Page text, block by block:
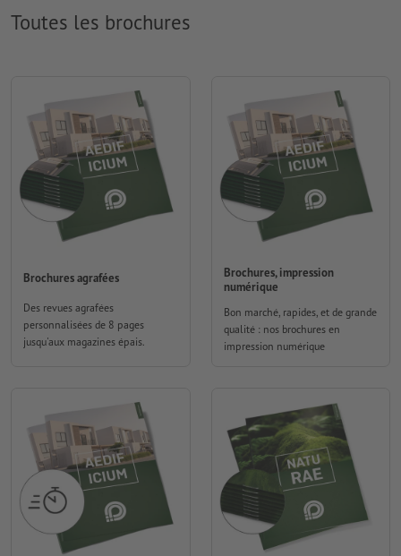
Brochures agrafées
Des revues agrafées
personnalisées de 8 pages
jusqu'aux magazines épais.
Brochures, impression
numérique
Bon marché, rapides, et de grande
qualité : nos brochures en
impression numérique
Toutes les brochures